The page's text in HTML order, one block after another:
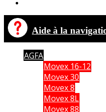
Aide à la
AGFA
Movex 16-12
Movex 30
Movex 8
Movex 8L
Movex 88